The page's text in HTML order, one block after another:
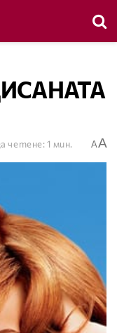
четене: 1 мин. AA